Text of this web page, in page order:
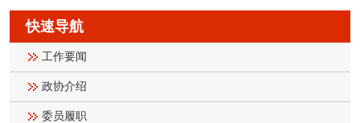
快速导航
工作要闻
政协介绍
委员履职